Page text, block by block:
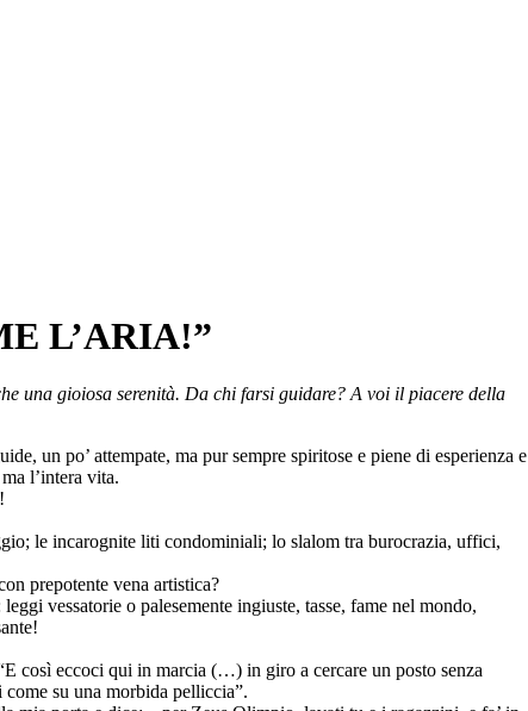
L’ARIA!”
una gioiosa serenità. Da chi farsi guidare? A voi il piacere della
un po’ attempate, ma pur sempre spiritose e piene di esperienza e
l’intera vita.
le incarognite liti condominiali; lo slalom tra burocrazia, uffici,
prepotente vena artistica?
vessatorie o palesemente ingiuste, tasse, fame nel mondo,
così eccoci qui in marcia (…) in giro a cercare un posto senza
su una morbida pelliccia”.